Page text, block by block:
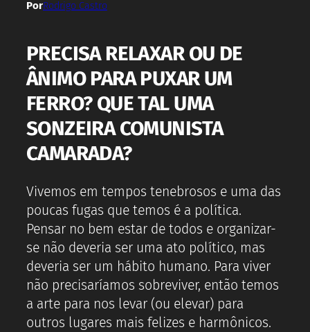
PorRodrigo Castro
PRECISA RELAXAR OU DE
ÂNIMO PARA PUXAR UM
FERRO? QUE TAL UMA
SONZEIRA COMUNISTA
CAMARADA?
Vivemos em tempos tenebrosos e uma das
poucas fugas que temos é a política.
Pensar no bem estar de todos e organizar-
se não deveria ser uma ato político, mas
deveria ser um hábito humano. Para viver
não precisaríamos sobreviver, então temos
a arte para nos levar (ou elevar) para
outros lugares mais felizes e harmônicos.